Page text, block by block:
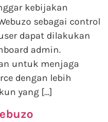
kebijakan
sebagai control
dapat dilakukan
admin.
untuk menjaga
dengan lebih
yang […]